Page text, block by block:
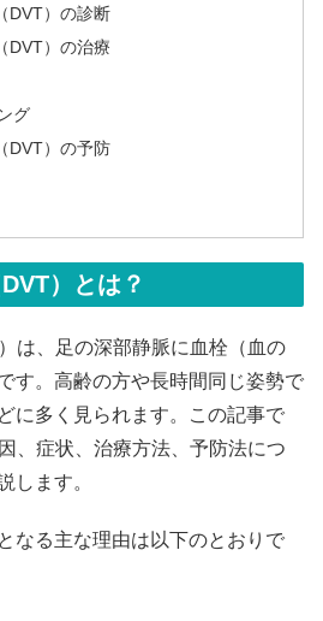
DVT）の診断
DVT）の治療
グ
DVT）の予防
）とは？
は、足の深部静脈に血栓（血の
す。高齢の方や長時間同じ姿勢で
に多く見られます。この記事で
、症状、治療方法、予防法につ
します。
なる主な理由は以下のとおりで